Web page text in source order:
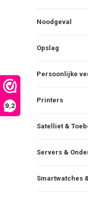
9,2
Noodgeval
Opslag
Persoonlijke
Printers
Satelliet &
Servers &
Smartwatches